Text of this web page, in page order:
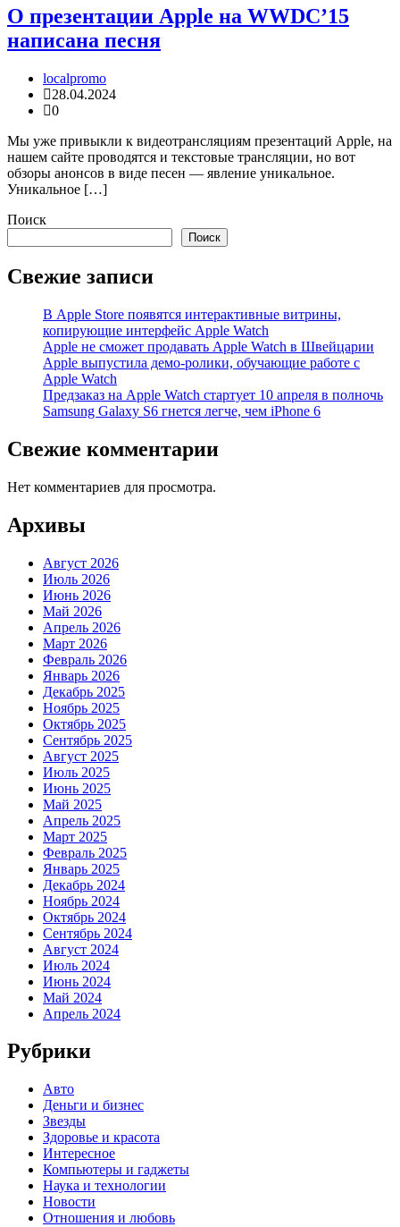
О презентации Apple на WWDC’15
написана песня
localpromo
28.04.2024
0
Мы уже привыкли к видеотрансляциям презентаций Apple, на
нашем сайте проводятся и текстовые трансляции, но вот
обзоры анонсов в виде песен — явление уникальное.
Уникальное […]
Поиск
Поиск
Свежие записи
В Apple Store появятся интерактивные витрины,
копирующие интерфейс Apple Watch
Apple не сможет продавать Apple Watch в Швейцарии
Apple выпустила демо-ролики, обучающие работе с
Apple Watch
Предзаказ на Apple Watch стартует 10 апреля в полночь
Samsung Galaxy S6 гнется легче, чем iPhone 6
Свежие комментарии
Нет комментариев для просмотра.
Архивы
Август 2026
Июль 2026
Июнь 2026
Май 2026
Апрель 2026
Март 2026
Февраль 2026
Январь 2026
Декабрь 2025
Ноябрь 2025
Октябрь 2025
Сентябрь 2025
Август 2025
Июль 2025
Июнь 2025
Май 2025
Апрель 2025
Март 2025
Февраль 2025
Январь 2025
Декабрь 2024
Ноябрь 2024
Октябрь 2024
Сентябрь 2024
Август 2024
Июль 2024
Июнь 2024
Май 2024
Апрель 2024
Рубрики
Авто
Деньги и бизнес
Звезды
Здоровье и красота
Интересное
Компьютеры и гаджеты
Наука и технологии
Новости
Отношения и любовь